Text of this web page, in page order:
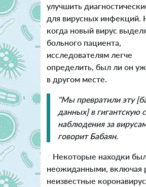
улучшить
для вирусных инфекций.
когда новый вирус
больного пациента,
исследователям легче
определить, был ли он
в другом месте.
"Мы превратили эту
данных] в гигантскую
наблюдения за
говорит Бабаян.
Некоторые находки
неожиданными, включая
неизвестные